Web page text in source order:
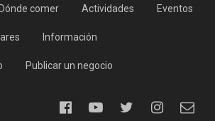
Dónde comer Actividades Eventos
Información
Publicar un negocio